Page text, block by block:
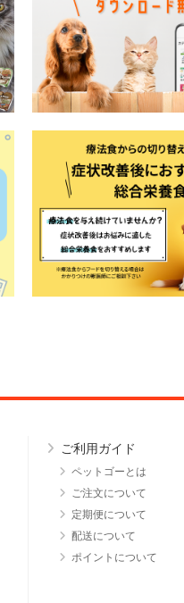
ご利用ガイド
ペットゴーとは
ご注文について
定期便について
配送について
ポイントについて